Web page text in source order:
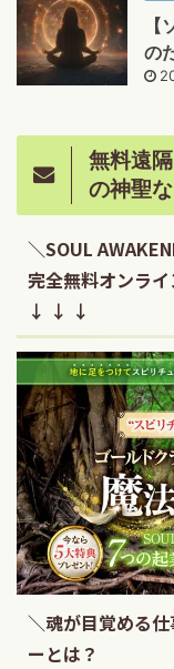
の
無料遠
の神聖
＼SOUL
完全無料オンラ
↓ ↓ ↓
＼魂が目覚める
ーとは？